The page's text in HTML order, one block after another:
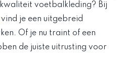
voetbalkleding? Bij
vind je een uitgebreid
Of je nu traint of een
de juiste uitrusting voor